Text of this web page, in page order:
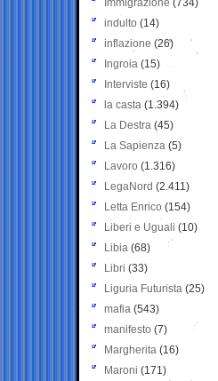
Immigrazione (734)
indulto (14)
inflazione (26)
Ingroia (15)
Interviste (16)
la casta (1.394)
La Destra (45)
La Sapienza (5)
Lavoro (1.316)
LegaNord (2.411)
Letta Enrico (154)
Liberi e Uguali (10)
Libia (68)
Libri (33)
Liguria Futurista (25)
mafia (543)
manifesto (7)
Margherita (16)
Maroni (171)